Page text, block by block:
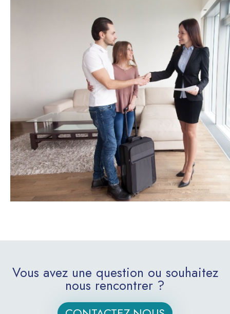
Vous avez une question ou souhaitez
nous rencontrer ?